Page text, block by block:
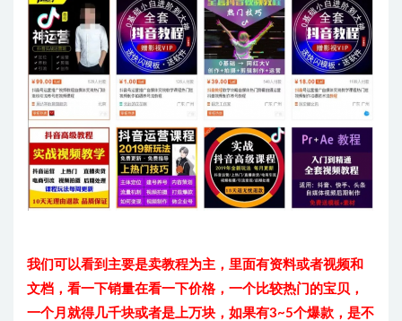
我们可以看到主要是卖教程为主，里面有资料或者视频和
文档，看一下销量在看一下价格，一个比较热门的宝贝，
一个月就得几千块或者是上万块，如果有3~5个爆款，是不